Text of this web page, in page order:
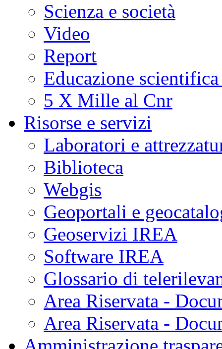
Scienza e società
Video
Report
Educazione
5 X Mille al Cnr
Risorse e servizi
Laboratori e
Biblioteca
Webgis
Geoportali e
Geoservizi IREA
Software IREA
Glossario di
Area Riservata -
Area Riservata -